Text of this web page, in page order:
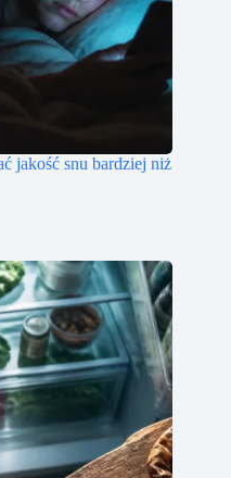
jakość snu bardziej niż